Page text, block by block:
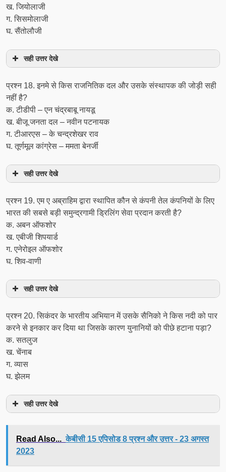
ख. जियोलाजी
ग. सिसमोलाजी
घ. सैंतोलौजी
सही उत्तर देखे
प्रश्‍न 18. इनमे से किस राजनितिक दल और उसके संस्थापक की जोड़ी सही
नहीं है?
क. टीडीपी – एन चंद्रबाबू नायडू
ख. बीजू जनता दल – नवीन पटनायक
ग. टीआरएस – के चन्द्रशेखर राव
घ. तूर्णमूल कांग्रेस – ममता बेनर्जी
सही उत्तर देखे
प्रश्‍न 19. एम ए अब्राहिम द्वारा स्थापित कौन से कंपनी तेल कंपनियों के लिए
भारत की सबसे बड़ी समुन्द्रगामी ड्रिलिंग सेवा प्रदान करती है?
क. अबन ऑफशोर
ख. एबीजी शिपयार्ड
ग. एनेरोइल ऑफशोर
घ. शिव-वाणी
सही उत्तर देखे
प्रश्‍न 20. सिकंदर के भारतीय अभियान में उसके सैनिको ने किस नदी को पार
करने से इनकार कर दिया था जिसके कारण युनानियों को पीछे हटाना पड़ा?
क. सतलुज
ख. चेंनाब
ग. व्यास
घ. झेलम
सही उत्तर देखे
Read Also... केबीसी 15 एपिसोड 8 प्रश्न और उत्तर - 23 अगस्त
2023